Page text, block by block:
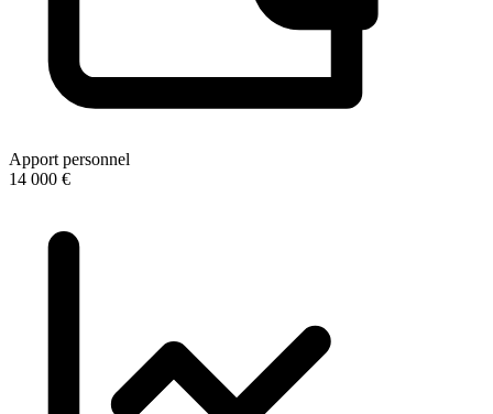
Apport personnel
14 000 €